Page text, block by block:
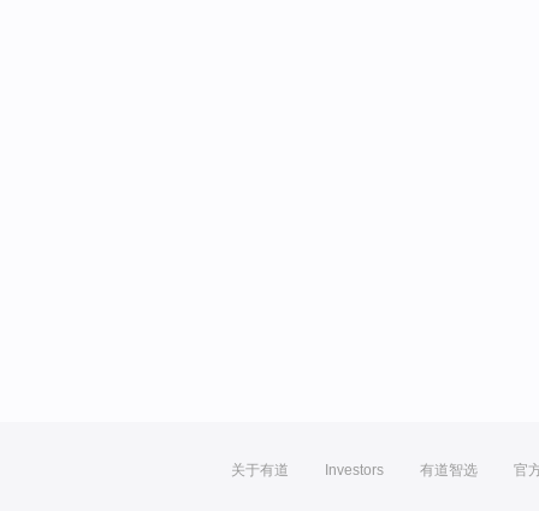
关于有道 Investors 有道智选 官